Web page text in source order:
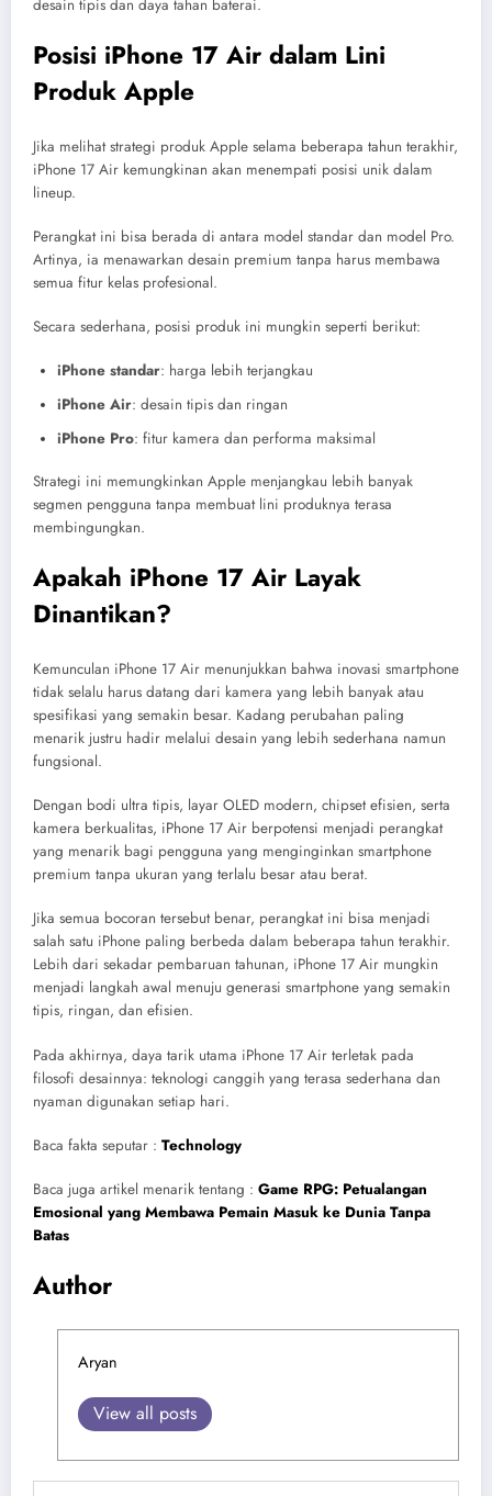
desain tipis dan daya tahan baterai.
Posisi iPhone 17 Air dalam Lini
Produk Apple
Jika melihat strategi produk Apple selama beberapa tahun terakhir,
iPhone 17 Air kemungkinan akan menempati posisi unik dalam
lineup.
Perangkat ini bisa berada di antara model standar dan model Pro.
Artinya, ia menawarkan desain premium tanpa harus membawa
semua fitur kelas profesional.
Secara sederhana, posisi produk ini mungkin seperti berikut:
iPhone standar: harga lebih terjangkau
iPhone Air: desain tipis dan ringan
iPhone Pro: fitur kamera dan performa maksimal
Strategi ini memungkinkan Apple menjangkau lebih banyak
segmen pengguna tanpa membuat lini produknya terasa
membingungkan.
Apakah iPhone 17 Air Layak
Dinantikan?
Kemunculan iPhone 17 Air menunjukkan bahwa inovasi smartphone
tidak selalu harus datang dari kamera yang lebih banyak atau
spesifikasi yang semakin besar. Kadang perubahan paling
menarik justru hadir melalui desain yang lebih sederhana namun
fungsional.
Dengan bodi ultra tipis, layar OLED modern, chipset efisien, serta
kamera berkualitas, iPhone 17 Air berpotensi menjadi perangkat
yang menarik bagi pengguna yang menginginkan smartphone
premium tanpa ukuran yang terlalu besar atau berat.
Jika semua bocoran tersebut benar, perangkat ini bisa menjadi
salah satu iPhone paling berbeda dalam beberapa tahun terakhir.
Lebih dari sekadar pembaruan tahunan, iPhone 17 Air mungkin
menjadi langkah awal menuju generasi smartphone yang semakin
tipis, ringan, dan efisien.
Pada akhirnya, daya tarik utama iPhone 17 Air terletak pada
filosofi desainnya: teknologi canggih yang terasa sederhana dan
nyaman digunakan setiap hari.
Baca fakta seputar : Technology
Baca juga artikel menarik tentang : Game RPG: Petualangan
Emosional yang Membawa Pemain Masuk ke Dunia Tanpa
Batas
Author
Aryan
View all posts